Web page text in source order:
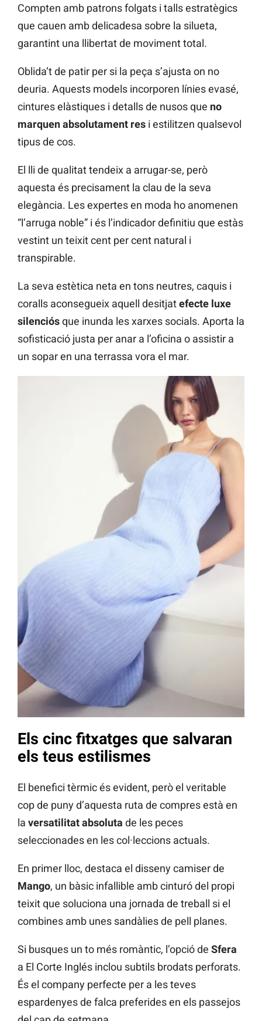
Compten amb patrons folgats i talls estratègics
que cauen amb delicadesa sobre la silueta,
garantint una llibertat de moviment total.
Oblida’t de patir per si la peça s’ajusta on no
deuria. Aquests models incorporen línies evasé,
cintures elàstiques i detalls de nusos que no
marquen absolutament res i estilitzen qualsevol
tipus de cos.
El lli de qualitat tendeix a arrugar-se, però
aquesta és precisament la clau de la seva
elegància. Les expertes en moda ho anomenen
“l’arruga noble” i és l’indicador definitiu que estàs
vestint un teixit cent per cent natural i
transpirable.
La seva estètica neta en tons neutres, caquis i
coralls aconsegueix aquell desitjatefecte luxe
silenciósque inunda les xarxes socials. Aporta la
sofisticació justa per anar a l’oficina o assistir a
un sopar en una terrassa vora el mar.
Els cinc fitxatges que salvaran
els teus estilismes
El benefici tèrmic és evident, però el veritable
cop de puny d’aquesta ruta de compres està en
la versatilitat absoluta de les peces
seleccionades en les col·leccions actuals.
En primer lloc, destaca el disseny camiser de
Mango, un bàsic infallible amb cinturó del propi
teixit que soluciona una jornada de treball si el
combines amb unes sandàlies de pell planes.
Si busques un to més romàntic, l’opció de Sfera
a El Corte Inglés inclou subtils brodats perforats.
És el company perfecte per a les teves
espardenyes de falca preferides en els passejos